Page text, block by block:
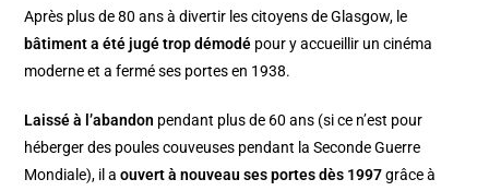
Après plus de 80 ans à divertir les citoyens de Glasgow, le
bâtiment a été jugé trop démodé pour y accueillir un cinéma
moderne et a fermé ses portes en 1938.
Laissé à l’abandon pendant plus de 60 ans (si ce n’est pour
héberger des poules couveuses pendant la Seconde Guerre
Mondiale), il aouvert à nouveau ses portes dès 1997grâce à